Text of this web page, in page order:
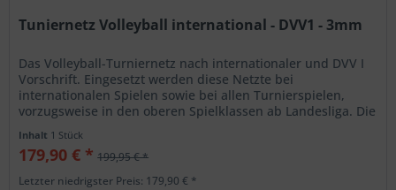
Tuniernetz Volleyball international - DVV1 - 3mm
Das Volleyball-Turniernetz nach internationaler und DVV I
Vorschrift. Eingesetzt werden diese Netzte bei
internationalen Spielen sowie bei allen Turnierspielen,
vorzugsweise in den oberen Spielklassen ab Landesliga. Die
Inhalt 1 Stück
179,90 € * 199,95 € *
Letzter niedrigster Preis: 179,90 € *